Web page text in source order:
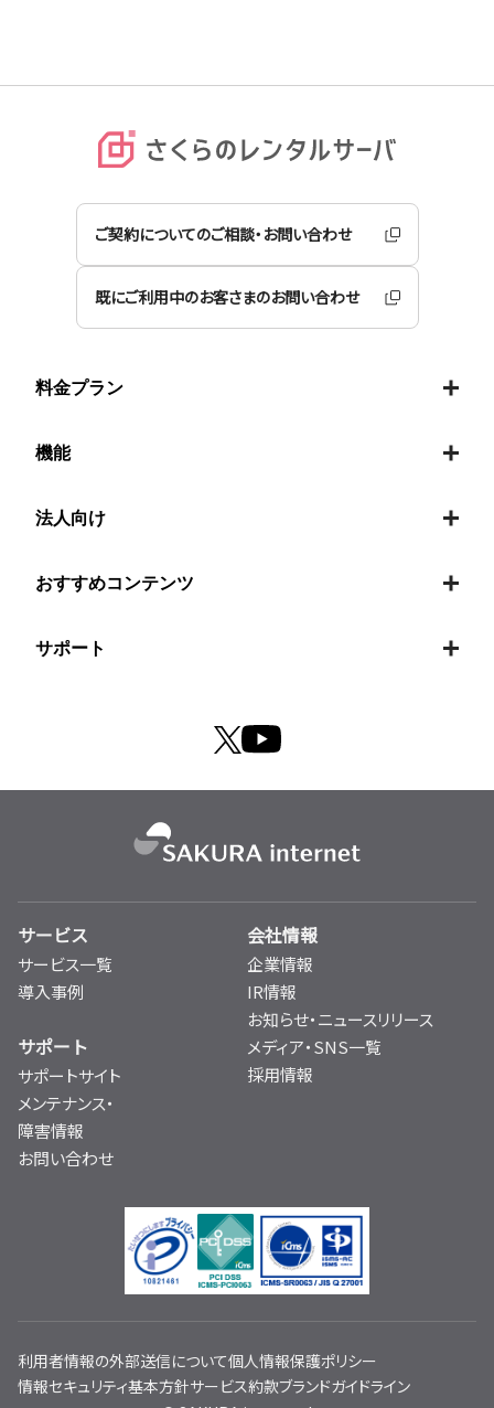
ご契約についてのご相談・お問い合わせ
既にご利用中のお客さまのお問い合わせ
料金プラン
機能
法人向け
おすすめコンテンツ
サポート
サービス
サービス一覧
導入事例
サポート
サポートサイト
メンテナンス・
障害情報
お問い合わせ
会社情報
企業情報
IR情報
お知らせ・ニュースリリース
メディア・SNS一覧
採用情報
利用者情報の外部送信について個人情報保護ポリシー
情報セキュリティ基本方針サービス約款ブランドガイドライン